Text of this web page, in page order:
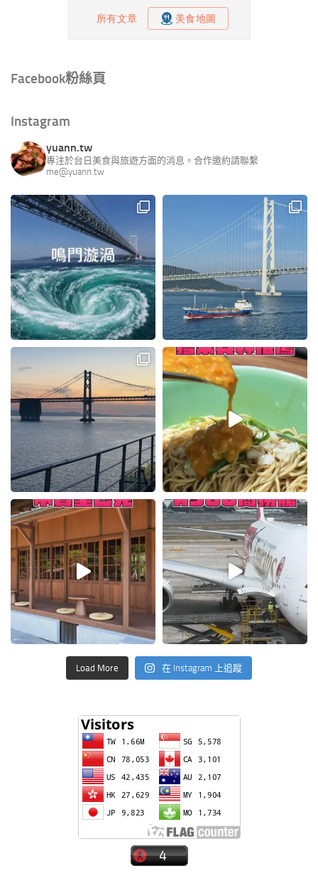
Facebook粉絲頁
Instagram
yuann.tw
專注於台日美食與旅遊方面的消息。合作邀約請聯繫
me@yuann.tw
Load More 在 Instagram 上追蹤